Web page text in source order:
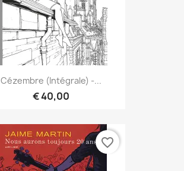
Cézembre (Intégrale) -...
€ 40,00
favorite_border